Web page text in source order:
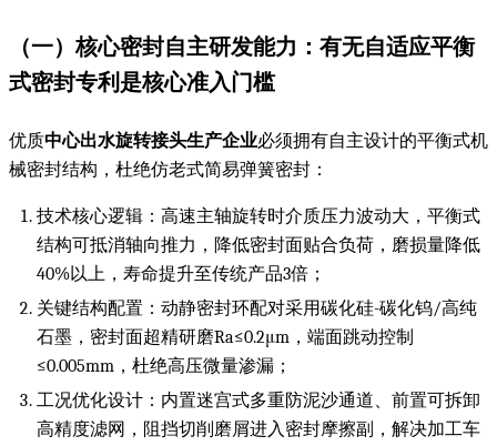
（一）核心密封自主研发能力：有无自适应平衡
式密封专利是核心准入门槛
优质中心出水旋转接头生产企业必须拥有自主设计的平衡式机
械密封结构，杜绝仿老式简易弹簧密封：
技术核心逻辑：高速主轴旋转时介质压力波动大，平衡式
结构可抵消轴向推力，降低密封面贴合负荷，磨损量降低
40%以上，寿命提升至传统产品3倍；
关键结构配置：动静密封环配对采用碳化硅-碳化钨/高纯
石墨，密封面超精研磨Ra≤0.2μm，端面跳动控制
≤0.005mm，杜绝高压微量渗漏；
工况优化设计：内置迷宫式多重防泥沙通道、前置可拆卸
高精度滤网，阻挡切削磨屑进入密封摩擦副，解决加工车